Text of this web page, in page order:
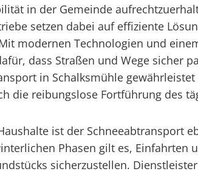
in der Gemeinde
setzen dabei auf effiziente
modernen Technologien und
dass Straßen und Wege sicher
in Schalksmühle
die reibungslose Fortführung des
ist der Schneeabtransport
Phasen gilt es, Einfahrten
sicherzustellen.